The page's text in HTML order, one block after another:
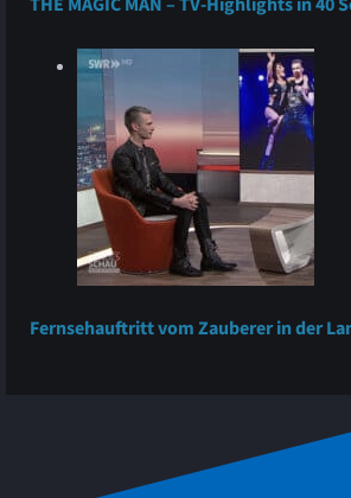
THE MAGIC MAN – TV-Highlights in 40
Fernsehauftritt vom Zauberer in der